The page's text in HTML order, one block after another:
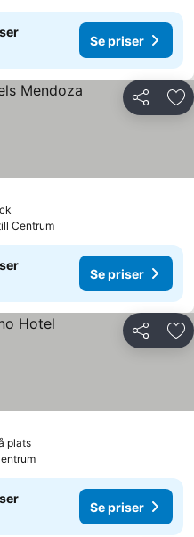
Se priser
Dela
Centrum
Se priser
Dela
platsSe priser
Se priser